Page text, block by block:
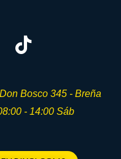
Bosco 345 - Breña
- 14:00 Sáb